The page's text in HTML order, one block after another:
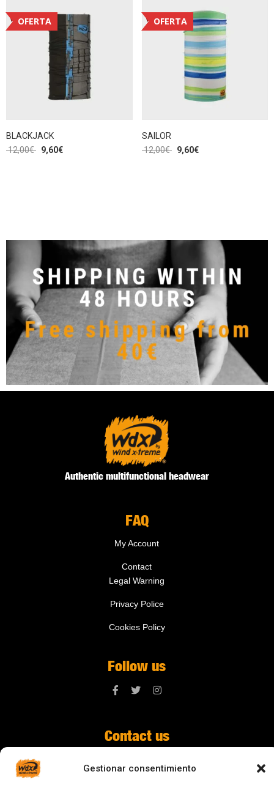
Gestionar consentimiento
OFERTA
BLACKJACK
12,00€ 9,60€
OFERTA
SAILOR
12,00€ 9,60€
Authentic multifunctional headwear
FAQ
My Account
Contact
Legal Warning
Privacy Police
Cookies Policy
Follow us
Contact us